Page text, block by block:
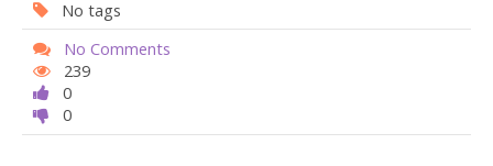
k p
No tags
No Comments
239
0
0